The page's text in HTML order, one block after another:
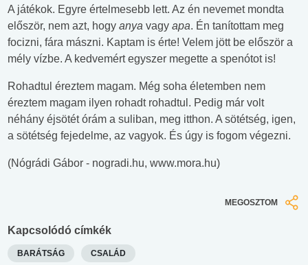
A játékok. Egyre értelmesebb lett. Az én nevemet mondta
először, nem azt, hogy anya vagy apa. Én tanítottam meg
focizni, fára mászni. Kaptam is érte! Velem jött be először a
mély vízbe. A kedvemért egyszer megette a spenótot is!
Rohadtul éreztem magam. Még soha életemben nem
éreztem magam ilyen rohadt rohadtul. Pedig már volt
néhány éjsötét órám a suliban, meg itthon. A sötétség, igen,
a sötétség fejedelme, az vagyok. És úgy is fogom végezni.
(Nógrádi Gábor - nogradi.hu, www.mora.hu)
MEGOSZTOM
Kapcsolódó címkék
BARÁTSÁG CSALÁD